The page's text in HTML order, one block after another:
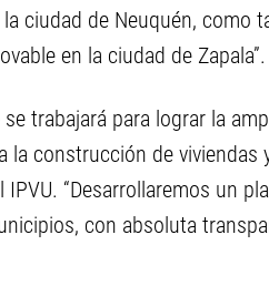
ciudad de Neuquén, como
en la ciudad de Zapala”.
trabajará para lograr la
la construcción de
“Desarrollaremos un
con absoluta